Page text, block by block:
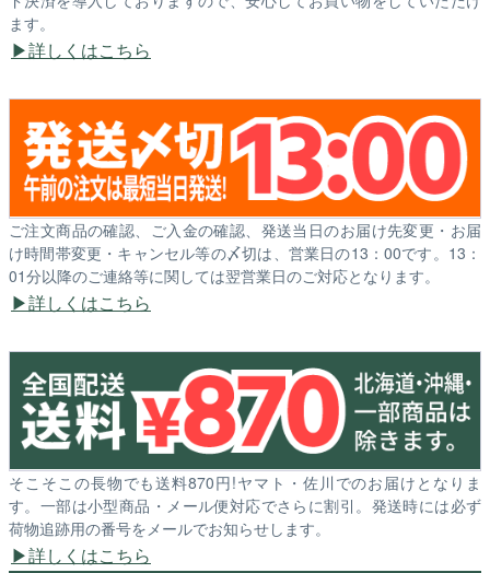
ます。
詳しくはこちら
ご注文商品の確認、ご入金の確認、発送当日のお届け先変更・お届
け時間帯変更・キャンセル等の〆切は、営業日の13：00です。13：
01分以降のご連絡等に関しては翌営業日のご対応となります。
詳しくはこちら
そこそこの長物でも送料870円!ヤマト・佐川でのお届けとなりま
す。一部は小型商品・メール便対応でさらに割引。発送時には必ず
荷物追跡用の番号をメールでお知らせします。
詳しくはこちら